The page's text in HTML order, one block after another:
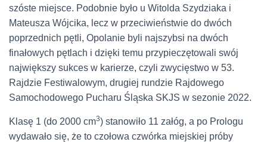
szóste miejsce. Podobnie było u Witolda Szydziaka i
Mateusza Wójcika, lecz w przeciwieństwie do dwóch
poprzednich pętli, Opolanie byli najszybsi na dwóch
finałowych pętlach i dzięki temu przypieczętowali swój
największy sukces w karierze, czyli zwycięstwo w 53.
Rajdzie Festiwalowym, drugiej rundzie Rajdowego
Samochodowego Pucharu Śląska SKJS w sezonie 2022.
Klasę 1 (do 2000 cm3) stanowiło 11 załóg, a po Prologu
wydawało się, że to czołowa czwórka miejskiej próby